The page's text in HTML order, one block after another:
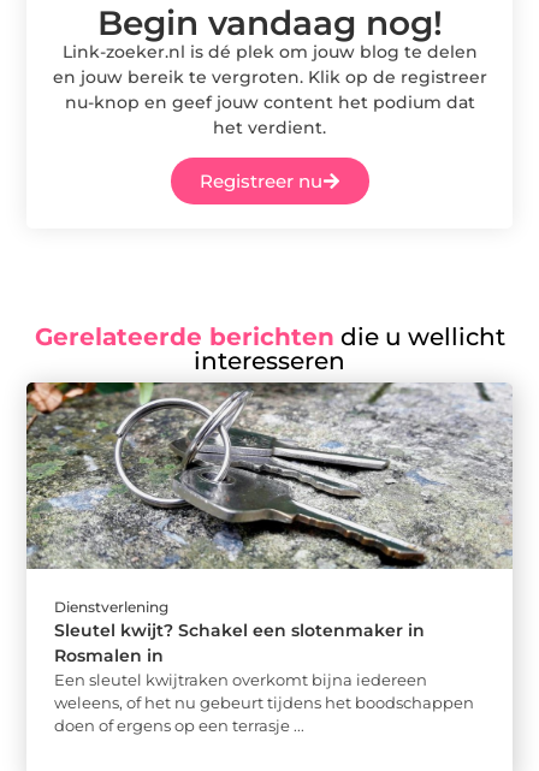
Begin vandaag nog!
Link-zoeker.nl is dé plek om jouw blog te delen
en jouw bereik te vergroten. Klik op de registreer
nu-knop en geef jouw content het podium dat
het verdient.
Registreer nu
Gerelateerde berichten die u wellicht
interesseren
Dienstverlening
Sleutel kwijt? Schakel een slotenmaker in
Rosmalen in
Een sleutel kwijtraken overkomt bijna iedereen
weleens, of het nu gebeurt tijdens het boodschappen
doen of ergens op een terrasje ...